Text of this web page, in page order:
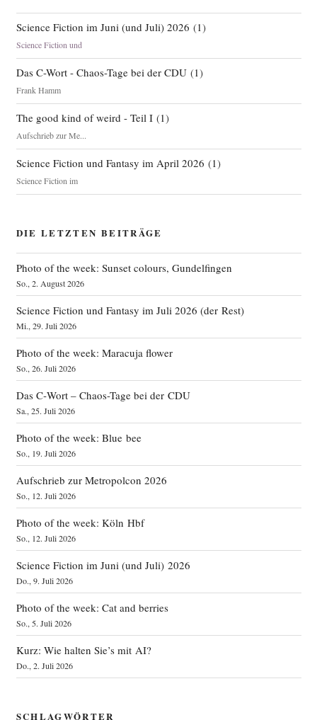
Science Fiction im Juni (und Juli) 2026 (1)
Science Fiction und
Das C-Wort - Chaos-Tage bei der CDU(1)
Frank Hamm
The good kind of weird - Teil I(1)
Aufschrieb zur Me...
Science Fiction und Fantasy im April 2026 (1)
Science Fiction im
DIE LETZTEN BEITRÄGE
Photo of the week: Sunset colours, Gundelfingen
So., 2. August 2026
Science Fiction und Fantasy im Juli 2026 (der Rest)
Mi., 29. Juli 2026
Photo of the week: Maracuja flower
So., 26. Juli 2026
Das C‑Wort – Chaos-Tage bei der CDU
Sa., 25. Juli 2026
Photo of the week: Blue bee
So., 19. Juli 2026
Aufschrieb zur Metropolcon 2026
So., 12. Juli 2026
Photo of the week: Köln Hbf
So., 12. Juli 2026
Science Fiction im Juni (und Juli) 2026
Do., 9. Juli 2026
Photo of the week: Cat and berries
So., 5. Juli 2026
Kurz: Wie halten Sie’s mit AI?
Do., 2. Juli 2026
SCHLAGWÖRTER